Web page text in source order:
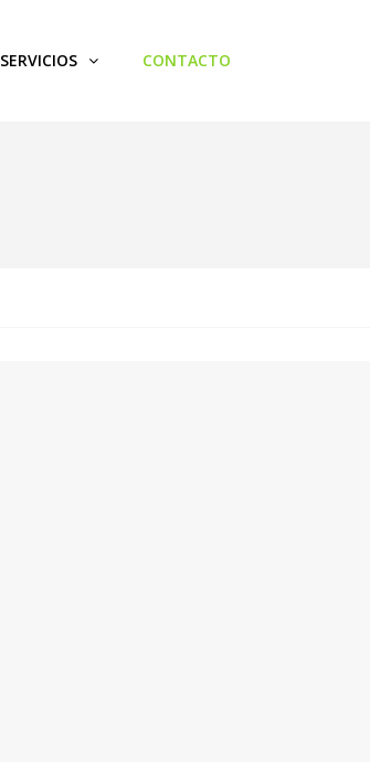
SERVICIOS CONTACTO